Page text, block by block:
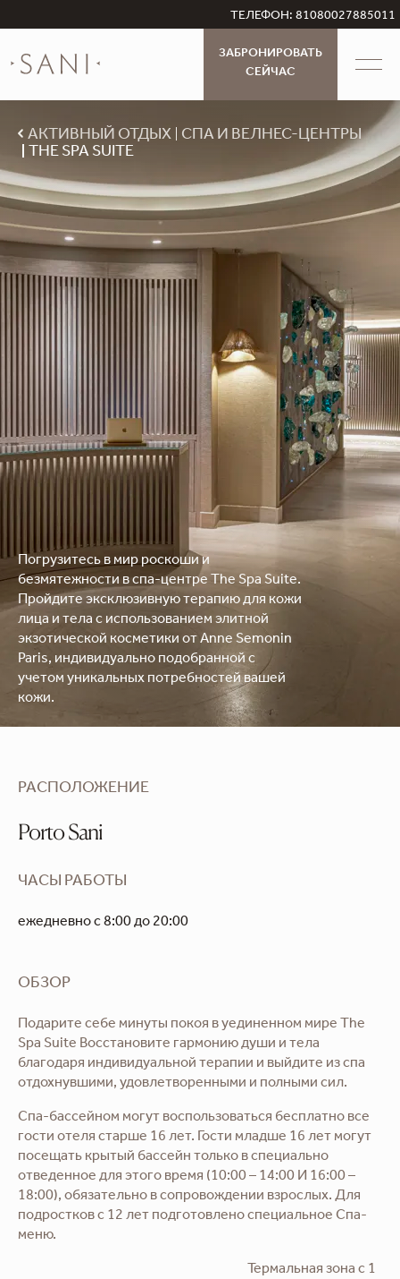
ТЕЛЕФОН: 81080027885011
ЗАБРОНИРОВАТЬ
СЕЙЧАС
Погрузитесь в мир роскоши и
безмятежности в спа-центре The Spa Suite.
Пройдите эксклюзивную терапию для кожи
лица и тела с использованием элитной
экзотической косметики от Anne Semonin
Paris, индивидуально подобранной с
учетом уникальных потребностей вашей
кожи.
АКТИВНЫЙ ОТДЫХ
СПА И ВЕЛНЕС-ЦЕНТРЫ
THE SPA SUITE
РАСПОЛОЖЕНИЕ
Porto Sani
ЧАСЫ РАБОТЫ
ежедневно с 8:00 до 20:00
ОБЗОР
Подарите себе минуты покоя в уединенном мире The
Spa Suite Восстановите гармонию души и тела
благодаря индивидуальной терапии и выйдите из спа
отдохнувшими, удовлетворенными и полными сил.
Спа-бассейном могут воспользоваться бесплатно все
гости отеля старше 16 лет. Гости младше 16 лет могут
посещать крытый бассейн только в специально
отведенное для этого время (10:00 – 14:00 И 16:00 –
18:00), обязательно в сопровождении взрослых. Для
подростков с 12 лет подготовлено специальное Спа-
меню.
Термальная зона c 1